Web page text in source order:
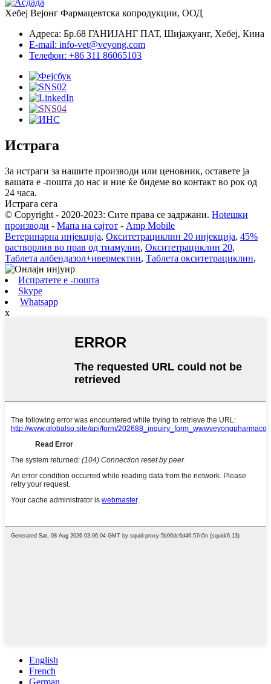
Хебеј Вејонг Фармацевтска копродукции, ООД
Адреса: Бр.68 ГАНИЈАНГ ПАТ, Шијажуанг, Хебеј, Кина
E-mail: info-vet@veyong.com
Телефон: +86 311 86065103
Истрага
За истраги за нашите производи или ценовник, оставете ја
вашата е -пошта до нас и ние ќе бидеме во контакт во рок од
24 часа.
Истрага сега
© Copyright - 2020-2023: Сите права се задржани. Hotешки
производи - Мапа на сајтот - Amp Mobile
Ветеринарна инјекција, Окситетрациклин 20 инјекција, 45%
растворлив во прав од тиамулин, Окситетрациклин 20,
Таблета албендазол+ивермектин, Таблета окситетрациклин,
Испратете е -пошта
Skype
Whatsapp
x
English
French